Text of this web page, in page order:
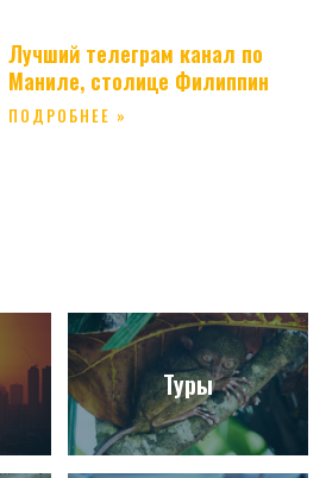
Лучший телеграм канал по
Маниле, столице Филиппин
ПОДРОБНЕЕ »
Туры